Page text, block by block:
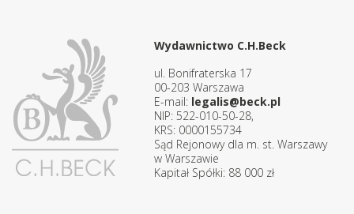
Wydawnictwo C.H.Beck
ul. Bonifraterska 17
00-203 Warszawa
E-mail: legalis@beck.pl
NIP: 522-010-50-28,
KRS: 0000155734
Sąd Rejonowy dla m. st. Warszawy
w Warszawie
Kapitał Spółki: 88 000 zł